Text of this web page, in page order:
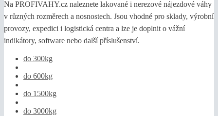
Na PROFIVAHY.cz naleznete lakované i nerezové nájezdové váhy
v různých rozměrech a nosnostech. Jsou vhodné pro sklady, výrobní
provozy, expedici i logistická centra a lze je doplnit o vážní
indikátory, software nebo další příslušenství.
do 300kg
do 600kg
do 1500kg
do 3000kg